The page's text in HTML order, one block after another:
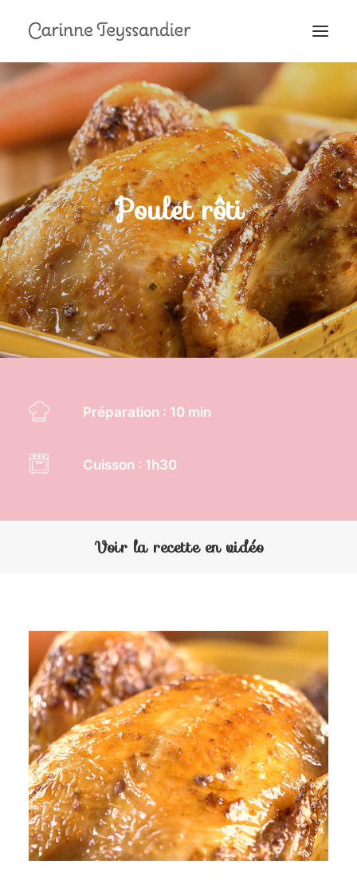
MON PARCOURS
À LA TÉLÉ
PRESTATIONS
MES RECETTES
EN COULISSES Poulet rôti
Préparation : 10 min
Cuisson : 1h30
Voir la recette en vidéo